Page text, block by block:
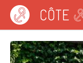
Côte & Littoral